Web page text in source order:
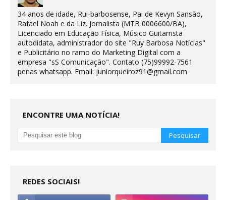
34 anos de idade, Rui-barbosense, Pai de Kevyn Sansão,
Rafael Noah e da Liz. Jornalista (MTB 0006600/BA),
Licenciado em Educação Física, Músico Guitarrista
autodidata, administrador do site "Ruy Barbosa Notícias"
e Publicitário no ramo do Marketing Digital com a
empresa "sS Comunicação". Contato (75)99992-7561
penas whatsapp. Email: juniorqueiroz91@gmail.com
ENCONTRE UMA NOTÍCIA!
REDES SOCIAIS!